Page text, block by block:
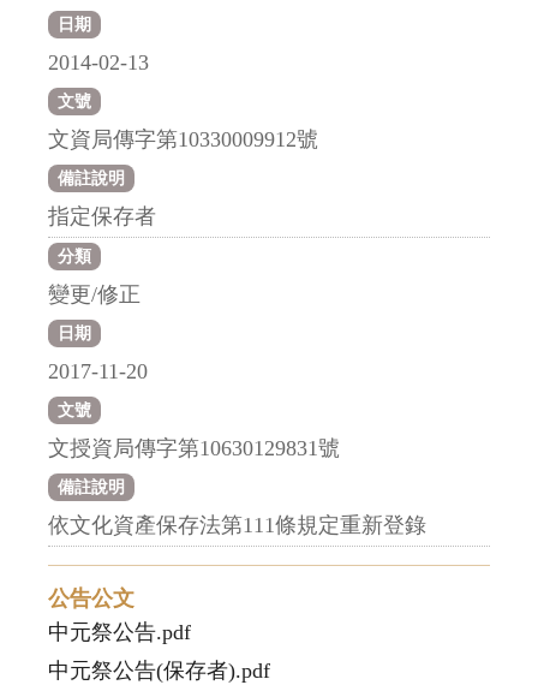
日期
2014-02-13
文號
文資局傳字第10330009912號
備註說明
指定保存者
分類
變更/修正
日期
2017-11-20
文號
文授資局傳字第10630129831號
備註說明
依文化資產保存法第111條規定重新登錄
公告公文
中元祭公告.pdf
中元祭公告(保存者).pdf